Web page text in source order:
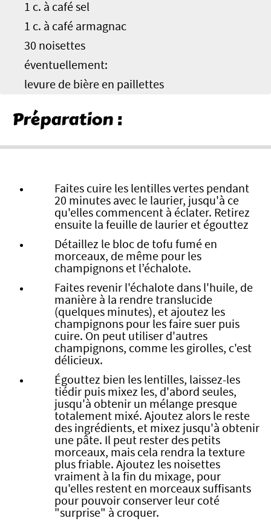
1 c. à café sel
1 c. à café armagnac
30 noisettes
éventuellement:
levure de bière en paillettes
Préparation :
Faites cuire les lentilles vertes pendant
20 minutes avec le laurier, jusqu'à ce
qu'elles commencent à éclater. Retirez
ensuite la feuille de laurier et égouttez
Détaillez le bloc de tofu fumé en
morceaux, de même pour les
champignons et l’échalote.
Faites revenir l'échalote dans l'huile, de
manière à la rendre translucide
(quelques minutes), et ajoutez les
champignons pour les faire suer puis
cuire. On peut utiliser d'autres
champignons, comme les girolles, c'est
délicieux.
Égouttez bien les lentilles, laissez-les
tiédir puis mixez les, d'abord seules,
jusqu'à obtenir un mélange presque
totalement mixé. Ajoutez alors le reste
des ingrédients, et mixez jusqu'à obtenir
une pâte. Il peut rester des petits
morceaux, mais cela rendra la texture
plus friable. Ajoutez les noisettes
vraiment à la fin du mixage, pour
qu'elles restent en morceaux suffisants
pour pouvoir conserver leur coté
"surprise" à croquer.